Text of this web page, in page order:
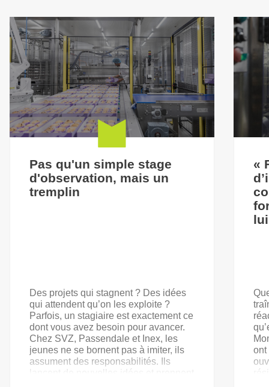
Pas qu'un simple stage
d'observation, mais un
tremplin
Des projets qui stagnent ? Des idées
qui attendent qu’on les exploite ?
Parfois, un stagiaire est exactement ce
dont vous avez besoin pour avancer.
Chez SVZ, Passendale et Inex, les
jeunes ne se bornent pas à imiter, ils
assument des responsabilités. Ils
lancent de nouvelles idées et prennent
«
ont